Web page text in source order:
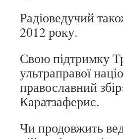
Радіоведучий
2012 року.
Свою підтримку
ультраправої
православний
Каратзаферис.
Чи продовжить